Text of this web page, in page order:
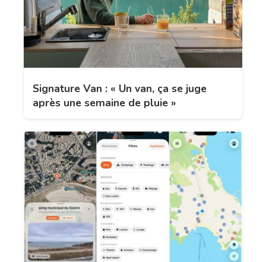
Signature Van : « Un van, ça se juge
après une semaine de pluie »